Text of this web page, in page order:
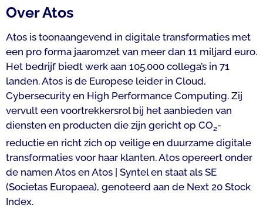
Over Atos
Atos is toonaangevend in digitale transformaties met
een pro forma jaaromzet van meer dan 11 miljard euro.
Het bedrijf biedt werk aan 105.000 collega’s in 71
landen. Atos is de Europese leider in Cloud,
Cybersecurity en High Performance Computing. Zij
vervult een voortrekkersrol bij het aanbieden van
diensten en producten die zijn gericht op CO2-
reductie en richt zich op veilige en duurzame digitale
transformaties voor haar klanten. Atos opereert onder
de namen Atos en Atos | Syntel en staat als SE
(Societas Europaea), genoteerd aan de Next 20 Stock
Index.